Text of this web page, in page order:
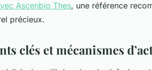
Ascenbio Thes, une référence
précieux.
clés et mécanismes